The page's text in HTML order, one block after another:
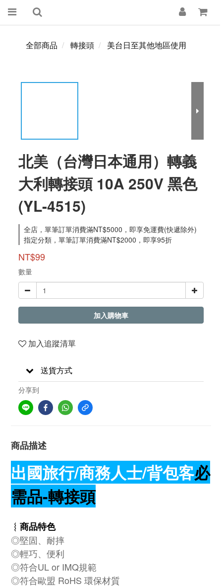
全部商品 轉接頭 美台日至其他地區使用
北美（台灣日本通用）轉義
大利轉接頭 10A 250V 黑色
(YL-4515)
全店，單筆訂單消費滿NT$5000，即享免運費(快遞除外)
指定分類，單筆訂單消費滿NT$2000，即享95折
NT$99
數量
加入購物車
加入追蹤清單
送貨方式
分享到
商品描述
出國旅行/商務人士/背包客必
需品-轉接頭
︴商品特色
◎堅固、耐摔
◎輕巧、便利
◎符合UL or IMQ規範
◎符合歐盟 RoHS 環保材質